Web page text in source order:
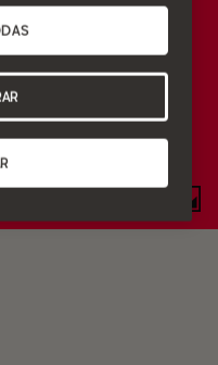
tecnología,